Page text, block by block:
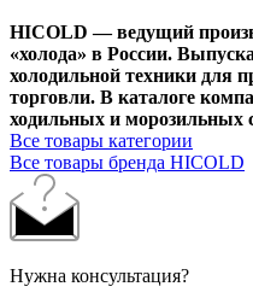
HICOLD — ведущий
«холода» в России.
холодильной техники для
торговли. В каталоге
ходильных и морозильных
Все товары категории
Все товары бренда HICOLD
Нужна консультация?